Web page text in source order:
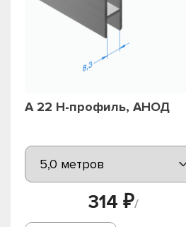
А 22 H-профиль, АНОД
314 ₽/